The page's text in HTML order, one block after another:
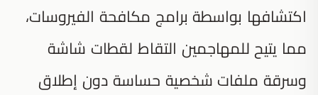
اكتشافها بواسطة برامج مكافحة الفيروسات،
مما يتيح للمهاجمين التقاط لقطات شاشة
وسرقة ملفات شخصية حساسة دون إطلاق